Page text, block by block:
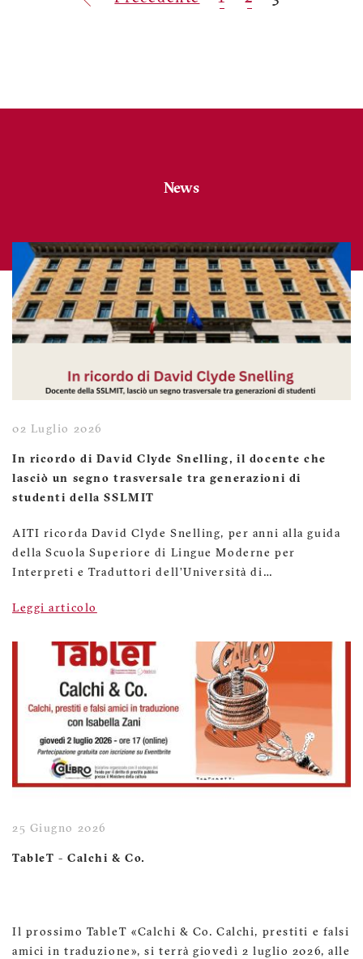
News
02 Luglio 2026
In ricordo di David Clyde Snelling, il docente che
lasciò un segno trasversale tra generazioni di
studenti della SSLMIT
AITI ricorda David Clyde Snelling, per anni alla guida
della Scuola Superiore di Lingue Moderne per
Interpreti e Traduttori dell’Università di…
Leggi articolo
25 Giugno 2026
TableT - Calchi & Co.
Il prossimo TableT «Calchi & Co. Calchi, prestiti e falsi
amici in traduzione», si terrà giovedì 2 luglio 2026, alle